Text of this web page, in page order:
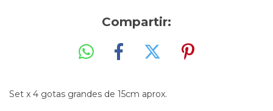
Compartir:
Set x 4 gotas grandes de 15cm aprox.